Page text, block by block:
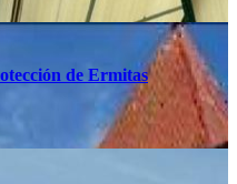
de Ermitas